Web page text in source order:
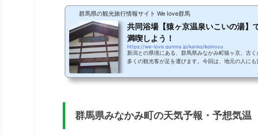
群馬県の観光旅行情報サイト We love群馬
共同浴場【猿ヶ京温泉いこいの湯】
満喫しよう！
https://we-love.gunma.jp/kanko/ikoinoyu
新潟との県境にある、群馬県みなかみ町猿ヶ京。古く
多くの観光客が足を運びます。今回は、地元の人にも
kyo-navi.jp/abundant-onsen名前の由来は「てじろ
のが特徴。江戸時代には名湯「笹の湯・湯島...
群馬県みなかみ町の天気予報・予想気温